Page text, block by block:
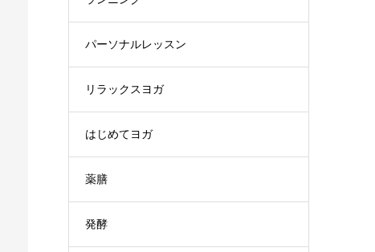
パーソナルレッスン
リラックスヨガ
はじめてヨガ
薬膳
発酵